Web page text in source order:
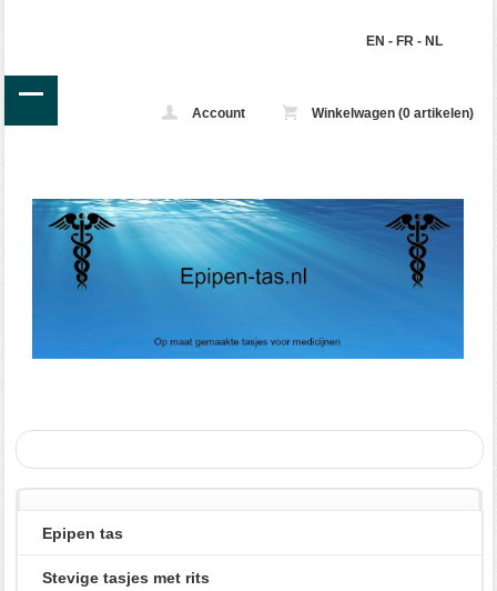
EN - FR- NL
Account Winkelwagen (0 artikelen)
Epipen tas
Stevige tasjes met rits